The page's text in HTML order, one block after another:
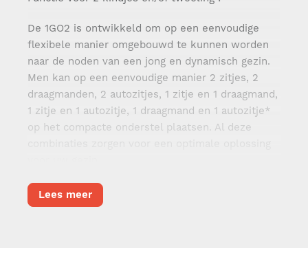
De 1GO2 is ontwikkeld om op een eenvoudige
flexibele manier omgebouwd te kunnen worden
naar de noden van een jong en dynamisch gezin.
Men kan op een eenvoudige manier 2 zitjes, 2
draagmanden, 2 autozitjes, 1 zitje en 1 draagmand,
1 zitje en 1 autozitje, 1 draagmand en 1 autozitje*
op het compacte onderstel plaatsen. Al deze
Ergonomische duwstang en compact opvouwbaar
de ergonomische duwstang is verstelbaar in 4
Lees meer